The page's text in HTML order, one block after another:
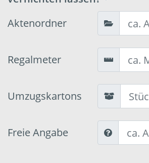
Aktenordner
Regalmeter
Umzugskartons
Freie Angabe